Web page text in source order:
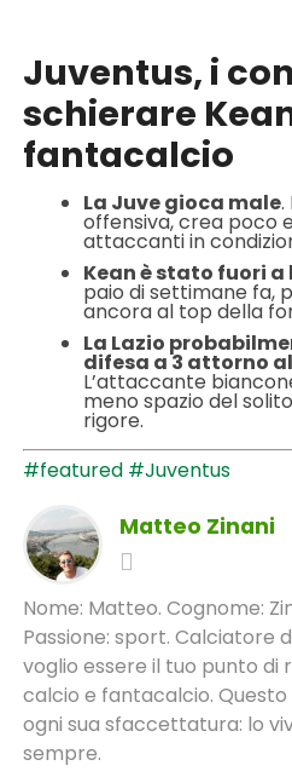
Juventus, i
schierare
fantacalcio
La Juve gioca male.
offensiva, crea poco
attaccanti in
Kean è stato fuori a
paio di settimane fa,
ancora al top della
La Lazio
difesa a 3 attorno
L’attaccante
meno spazio del
rigore.
#featured #Juventus
Matteo Zinani
Nome: Matteo. Cognome:
Passione: sport. Calciatore
voglio essere il tuo punto di
calcio e fantacalcio.
ogni sua sfaccettatura: lo
sempre.